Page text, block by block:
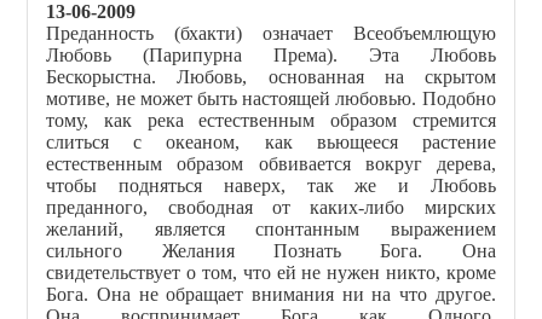
13-06-2009
Преданность (бхакти) означает Всеобъемлющую
Любовь (Парипурна Према). Эта Любовь
Бескорыстна. Любовь, основанная на скрытом
мотиве, не может быть настоящей любовью. Подобно
тому, как река естественным образом стремится
слиться с океаном, как вьющееся растение
естественным образом обвивается вокруг дерева,
чтобы подняться наверх, так же и Любовь
преданного, свободная от каких-либо мирских
желаний, является спонтанным выражением
сильного Желания Познать Бога. Она
свидетельствует о том, что ей не нужен никто, кроме
Бога. Она не обращает внимания ни на что другое.